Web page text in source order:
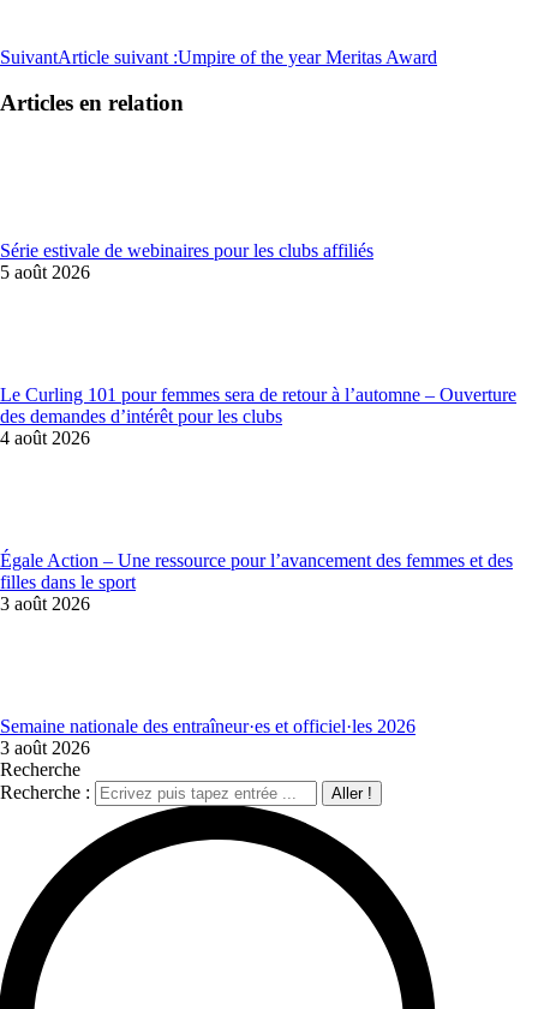
SuivantArticle suivant :Umpire of the year Meritas Award
Articles en relation
Série estivale de webinaires pour les clubs affiliés
5 août 2026
Le Curling 101 pour femmes sera de retour à l’automne – Ouverture
des demandes d’intérêt pour les clubs
4 août 2026
Égale Action – Une ressource pour l’avancement des femmes et des
filles dans le sport
3 août 2026
Semaine nationale des entraîneur·es et officiel·les 2026
3 août 2026
Recherche
Recherche :